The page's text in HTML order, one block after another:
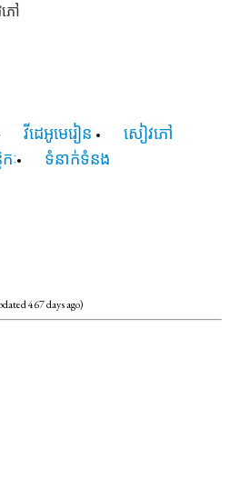
ៅ
វីដេអូមេរៀន
សៀវភៅ
ៈ ទំនាក់ទំនង
467 days ago)